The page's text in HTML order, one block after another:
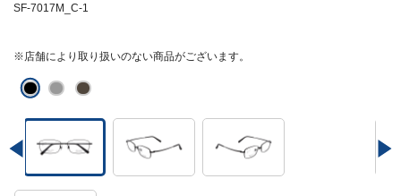
SF-7017M_C-1
※店舗により取り扱いのない商品がございます。